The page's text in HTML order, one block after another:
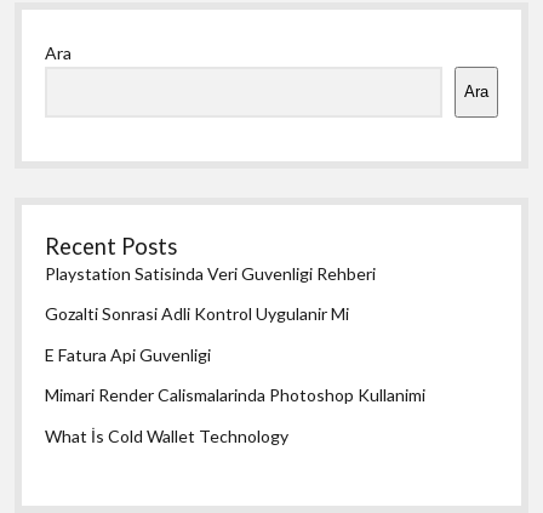
Yan
Menü
Ara
Ara
Recent Posts
Playstation Satisinda Veri Guvenligi Rehberi
Gozalti Sonrasi Adli Kontrol Uygulanir Mi
E Fatura Api Guvenligi
Mimari Render Calismalarinda Photoshop Kullanimi
What İs Cold Wallet Technology